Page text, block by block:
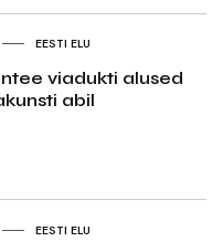
EESTI ELU
viadukti alused
abil
EESTI ELU